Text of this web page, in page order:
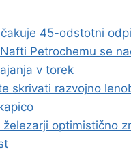
45-odstotni
Petrochemu se
v torek
skrivati razvojno
železarji optimistično